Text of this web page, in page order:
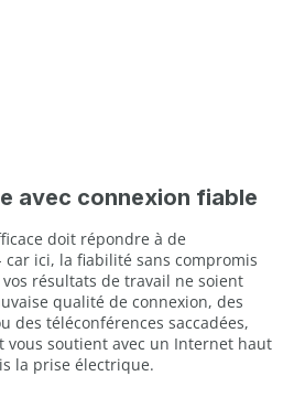
avec connexion fiable
doit répondre à de
car ici, la fiabilité sans compromis
résultats de travail ne soient
qualité de connexion, des
des téléconférences saccadées,
vous soutient avec un Internet haut
la prise électrique.